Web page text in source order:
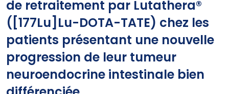
de retraitement par Lutathera®
([177Lu]Lu-DOTA-TATE) chez les
patients présentant une nouvelle
progression de leur tumeur
neuroendocrine intestinale bien